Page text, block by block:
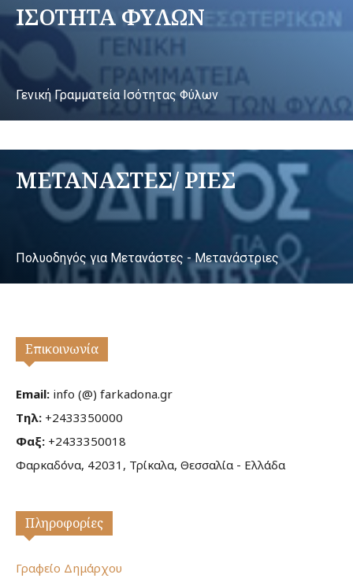
ΙΣΟΤΗΤΑ ΦΥΛΩΝ
Γενική Γραμματεία Ισότητας Φύλων
ΜΕΤΑΝΑΣΤΕΣ/ ΡΙΕΣ
Πολυοδηγός για Μετανάστες - Μετανάστριες
Επικοινωνία
Email: info (@) farkadona.gr
Τηλ: +2433350000
Φαξ: +2433350018
Φαρκαδόνα, 42031, Τρίκαλα, Θεσσαλία - Ελλάδα
Πληροφορίες
Γραφείο Δημάρχου